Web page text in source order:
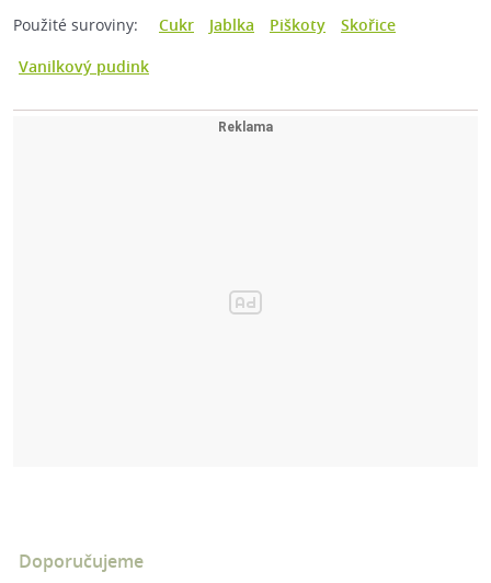
Použité suroviny: Cukr Jablka Piškoty
Skořice
Vanilkový pudink
Doporučujeme